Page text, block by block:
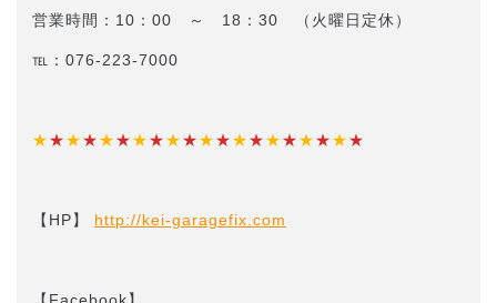
営業時間：10：00 ～ 18：30 （火曜日定休）
℡：076-223-7000
★★★★★★★★★★★★★★★★★★★★
【HP】 http://kei-garagefix.com​​